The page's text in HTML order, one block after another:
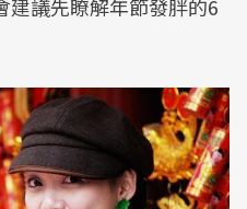
建議先瞭解年節發胖的6